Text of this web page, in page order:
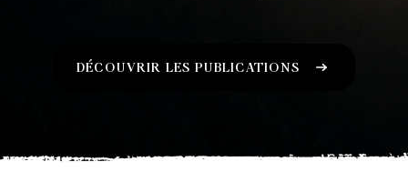
DÉCOUVRIR LES PUBLICATIONS